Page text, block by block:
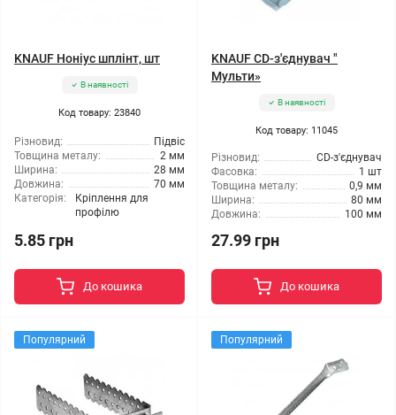
KNAUF Ноніус шплінт, шт
В наявності
Код товару: 23840
Різновид:
Підвіс
Товщина металу:
2 мм
Ширина:
28 мм
Довжина:
70 мм
Категорія:
Кріплення для
профілю
5.85 грн
До кошика
KNAUF CD-з'єднувач "
Мульти»
В наявності
Код товару: 11045
Різновид:
CD-з'єднувач
Фасовка:
1 шт
Товщина металу:
0,9 мм
Ширина:
80 мм
Довжина:
100 мм
27.99 грн
До кошика
Популярний Популярний